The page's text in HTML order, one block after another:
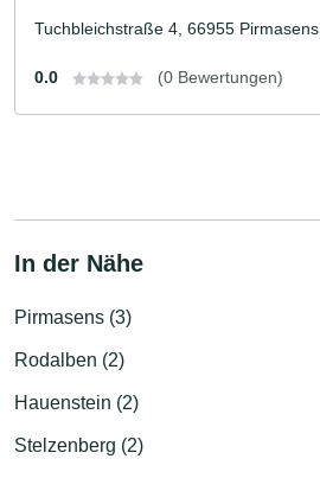
Tuchbleichstraße 4, 66955 Pirmasens
0.0 (0 Bewertungen)
In der Nähe
Pirmasens (3)
Rodalben (2)
Hauenstein (2)
Stelzenberg (2)